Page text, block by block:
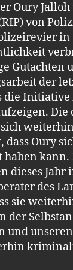
Oury
von
in
Gutachten
der
die
Die
dass Oury
haben
dieses Jahr
des
sie
der
und